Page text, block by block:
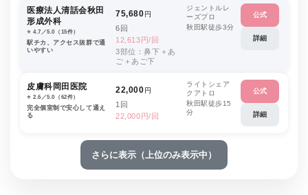
医療法人清話会秋田
形成外科
⭐️ 4.7／5.0（15件）
駅チカ、アクセス抜群で通
いやすい
75,680円
6回
12,613円/回
3部位：鼻下＋あ
ご＋あご下
ジェントルレ
ーズプロ
秋田駅徒歩3分
公式
詳細
皮膚科岡田医院
⭐️ 2.6／5.0（62件）
完全個室制で安心して通え
る
22,000円
1回
22,000円/回
ライトシェア
クアトロ
秋田駅徒歩15
分
公式
詳細
さらに表示（上位のみ表示中）